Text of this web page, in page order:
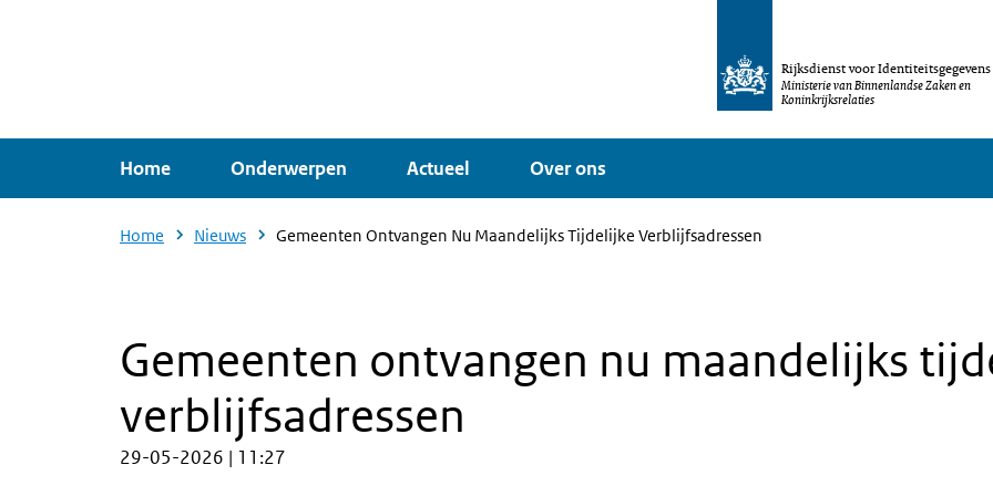
de
gaan
Rijksdienst voor Identiteitsgegevens
Ministerie van Binnenlandse Zaken en
Koninkrijksrelaties
Home Onderwerpen Actueel Over ons
Home Nieuws Gemeenten Ontvangen Nu Maandelijks Tijdelijke Verblijfsadressen
Gemeenten ontvangen nu maandelijks
verblijfsadressen
29-05-2026 | 11:27